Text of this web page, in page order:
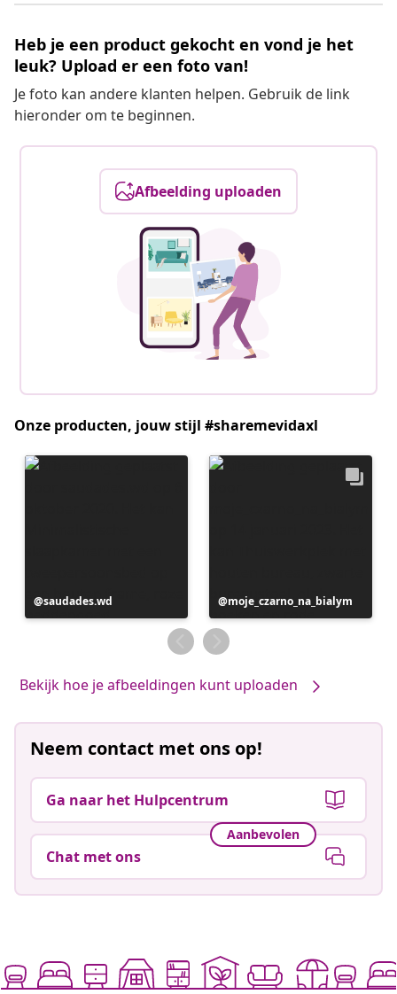
Heb je een product gekocht en vond je het
leuk? Upload er een foto van!
Je foto kan andere klanten helpen. Gebruik de link
hieronder om te beginnen.
Afbeelding uploaden
Onze producten, jouw stijl #sharemevidaxl
Bericht
gepubliceerd
saudades.wd
Bericht
gepubliceerd
door
moje_czarno_na_bialym
Bekijk hoe je afbeeldingen kunt uploaden
Neem contact met ons op!
Ga naar het Hulpcentrum
Aanbevolen
Chat met ons